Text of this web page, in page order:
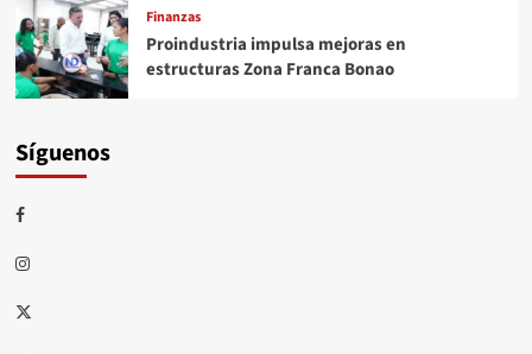
Finanzas
Proindustria impulsa mejoras en
estructuras Zona Franca Bonao
Síguenos